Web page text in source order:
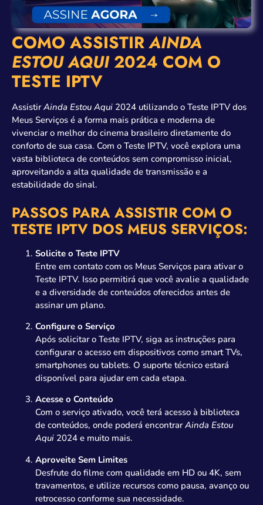
COMO ASSISTIRAINDA
ESTOU AQUI2024 COM O
TESTE IPTV
AssistirAinda Estou Aqui 2024 utilizando o Teste IPTV dos
Meus Serviços é a forma mais prática e moderna de
vivenciar o melhor do cinema brasileiro diretamente do
conforto de sua casa. Com o Teste IPTV, você explora uma
vasta biblioteca de conteúdos sem compromisso inicial,
aproveitando a alta qualidade de transmissão e a
estabilidade do sinal.
PASSOS PARA ASSISTIR COM O
TESTE IPTV DOS MEUS SERVIÇOS:
Solicite o Teste IPTV
Entre em contato com os Meus Serviços para ativar o
Teste IPTV. Isso permitirá que você avalie a qualidade
e a diversidade de conteúdos oferecidos antes de
assinar um plano.
Configure o Serviço
Após solicitar o Teste IPTV, siga as instruções para
configurar o acesso em dispositivos como smart TVs,
smartphones ou tablets. O suporte técnico estará
disponível para ajudar em cada etapa.
Acesse o Conteúdo
Com o serviço ativado, você terá acesso à biblioteca
de conteúdos, onde poderá encontrarAinda Estou
Aqui 2024 e muito mais.
Aproveite Sem Limites
Desfrute do filme com qualidade em HD ou 4K, sem
travamentos, e utilize recursos como pausa, avanço ou
retrocesso conforme sua necessidade.